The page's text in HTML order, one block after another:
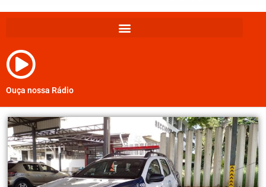
Ouça nossa Rádio